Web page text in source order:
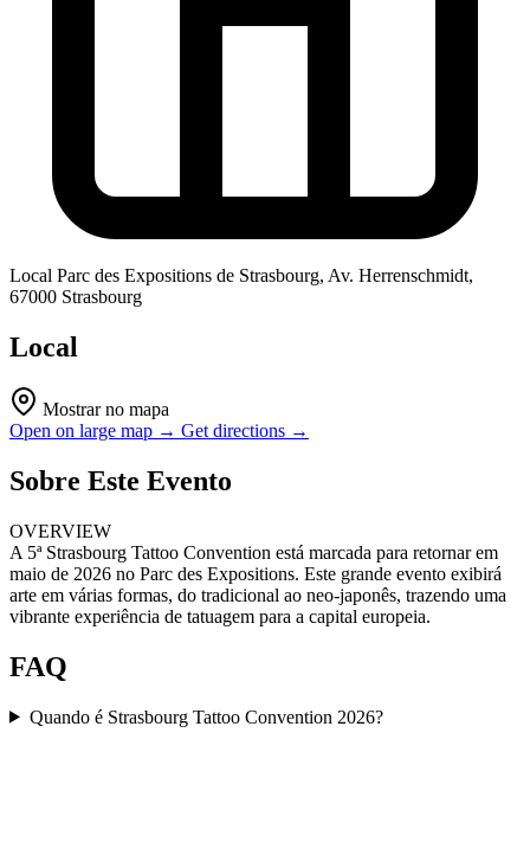
Local Parc des Expositions de Strasbourg, Av. Herrenschmidt,
67000 Strasbourg
Local
Mostrar no mapa
Open on large map → Get directions →
Sobre Este Evento
OVERVIEW
A 5ª Strasbourg Tattoo Convention está marcada para retornar em
maio de 2026 no Parc des Expositions. Este grande evento exibirá
arte em várias formas, do tradicional ao neo-japonês, trazendo uma
vibrante experiência de tatuagem para a capital europeia.
FAQ
Quando é Strasbourg Tattoo Convention 2026?